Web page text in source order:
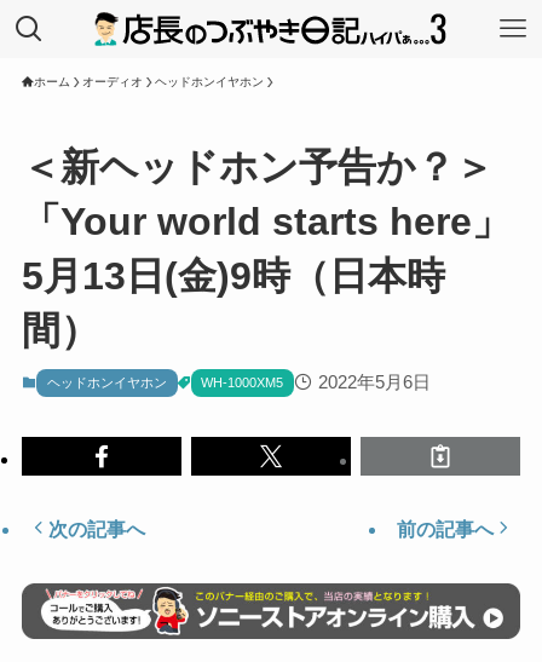
ホーム オーディオ ヘッドホンイヤホン
＜新ヘッドホン予告か？＞
「Your world starts here」
5月13日(金)9時（日本時
間）
ヘッドホンイヤホン WH-1000XM5 2022年5月6日
次の記事へ 前の記事へ